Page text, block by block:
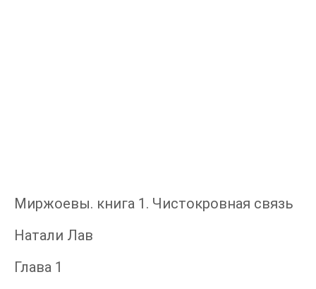
Миржоевы. книга 1. Чистокровная связь
Натали Лав
Глава 1